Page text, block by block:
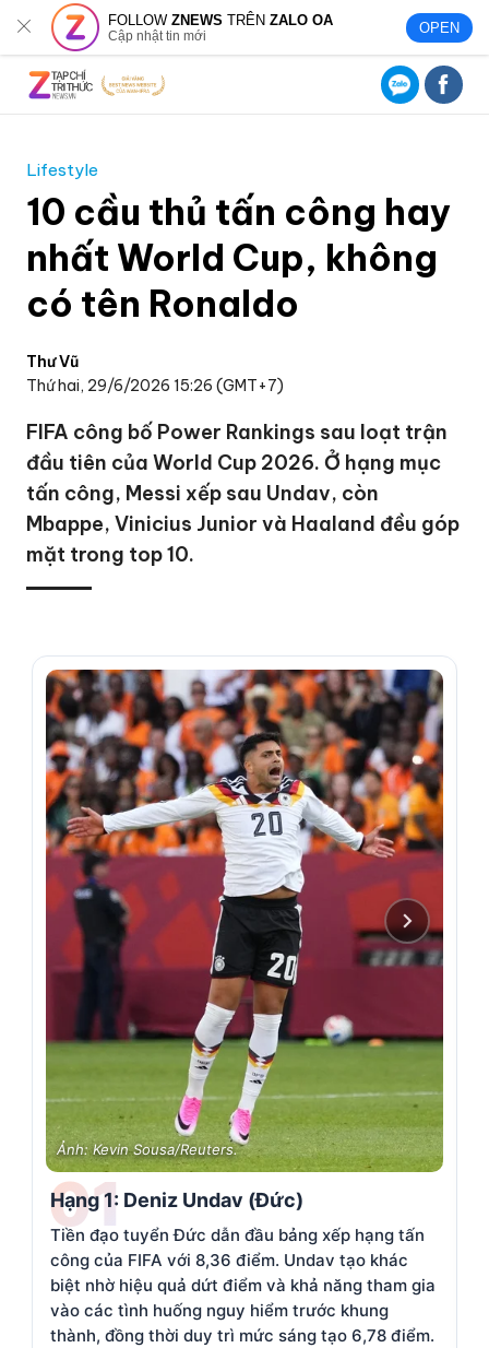
FOLLOWZNEWS TRÊNZALO OA
Cập nhật tin mới OPEN
Lifestyle
10 cầu thủ tấn công hay
nhất World Cup, không
có tên Ronaldo
Thư Vũ
Thứ hai, 29/6/2026 15:26 (GMT+7)
FIFA công bố Power Rankings sau loạt trận
đầu tiên của World Cup 2026. Ở hạng mục
tấn công, Messi xếp sau Undav, còn
Mbappe, Vinicius Junior và Haaland đều góp
mặt trong top 10.
Ảnh: Kevin Sousa/Reuters.
01
Hạng 1: Deniz Undav (Đức)
Tiền đạo tuyển Đức dẫn đầu bảng xếp hạng tấn
công của FIFA với 8,36 điểm. Undav tạo khác
biệt nhờ hiệu quả dứt điểm và khả năng tham gia
vào các tình huống nguy hiểm trước khung
thành, đồng thời duy trì mức sáng tạo 6,78 điểm.